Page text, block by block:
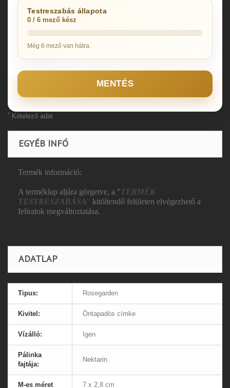
Testreszabás állapota
0 / 6 mező kész
Még 6 mező van hátra.
MENTÉS
* Kötelező adat
EGYÉB INFÓ
Termék információ:
A terméklap aljára görgetve, a "TERMÉK
TESTRESZABÁSA" kitöltendő felületen elvégezhető a
feliratok megváltoztatása.
ADATLAP
Tipus: Rosegarden
Kivitel: Öntapadós címke
Vízálló: Igen
Pálinka
fajtája:
Nektarin
M-es méret 7 x 2,8 cm